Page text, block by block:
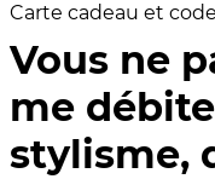
Carte cadeau et
Vous ne
me
stylisme,